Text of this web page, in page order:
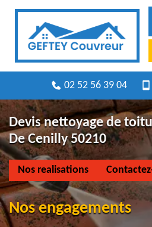
02 52 56 39 04
Devis nettoyage de
De Cenilly 50210
Nos realisations
Nos engagements